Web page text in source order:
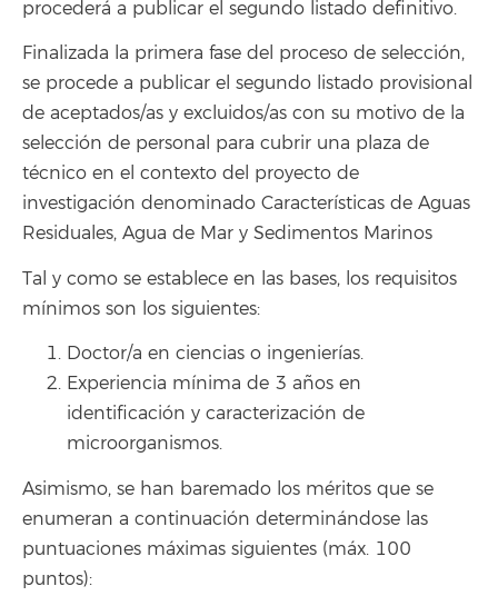
procederá a publicar el segundo listado definitivo.
Finalizada la primera fase del proceso de selección,
se procede a publicar el segundo listado provisional
de aceptados/as y excluidos/as con su motivo de la
selección de personal para cubrir una plaza de
técnico en el contexto del proyecto de
investigación denominado Características de Aguas
Residuales, Agua de Mar y Sedimentos Marinos
Tal y como se establece en las bases, los requisitos
mínimos son los siguientes:
Doctor/a en ciencias o ingenierías.
Experiencia mínima de 3 años en
identificación y caracterización de
microorganismos.
Asimismo, se han baremado los méritos que se
enumeran a continuación determinándose las
puntuaciones máximas siguientes (máx. 100
puntos):